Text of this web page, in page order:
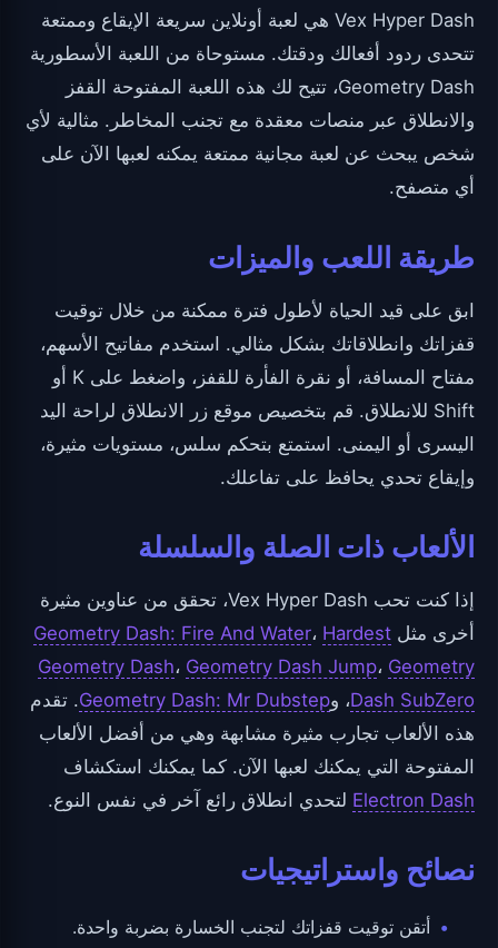
Vex Hyper Dash هي لعبة أونلاين سريعة الإيقاع وممتعة
تتحدى ردود أفعالك ودقتك. مستوحاة من اللعبة الأسطورية
Geometry Dash، تتيح لك هذه اللعبة المفتوحة القفز
والانطلاق عبر منصات معقدة مع تجنب المخاطر. مثالية لأي
شخص يبحث عن لعبة مجانية ممتعة يمكنه لعبها الآن على
أي متصفح.
طريقة اللعب والميزات
ابق على قيد الحياة لأطول فترة ممكنة من خلال توقيت
قفزاتك وانطلاقاتك بشكل مثالي. استخدم مفاتيح الأسهم،
مفتاح المسافة، أو نقرة الفأرة للقفز، واضغط على K أو
Shift للانطلاق. قم بتخصيص موقع زر الانطلاق لراحة اليد
اليسرى أو اليمنى. استمتع بتحكم سلس، مستويات مثيرة،
وإيقاع تحدي يحافظ على تفاعلك.
الألعاب ذات الصلة والسلسلة
إذا كنت تحب Vex Hyper Dash، تحقق من عناوين مثيرة
أخرى مثل
Geometry Dash: Fire And Water،Hardest
Geometry Dash،Geometry Dash Jump،Geometry
Dash SubZero، وGeometry Dash: Mr Dubstep. تقدم
هذه الألعاب تجارب مثيرة مشابهة وهي من أفضل الألعاب
المفتوحة التي يمكنك لعبها الآن. كما يمكنك استكشاف
Electron Dashلتحدي انطلاق رائع آخر في نفس النوع.
نصائح واستراتيجيات
أتقن توقيت قفزاتك لتجنب الخسارة بضربة واحدة.